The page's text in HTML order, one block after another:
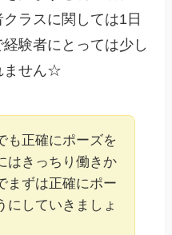
ラスに関しては1日
験者にとっては少し
ません☆
も正確にポーズを
はきっちり働きか
まずは正確にポー
にしていきましょ